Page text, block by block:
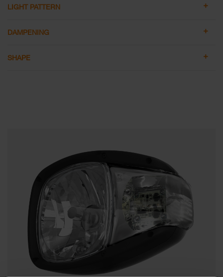
LIGHT PATTERN
DAMPENING
SHAPE